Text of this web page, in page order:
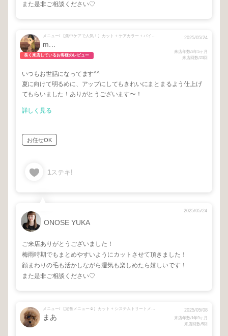
また是非ご相談ください♡
メニュー/ 【集中ケアで人気！】カット + ケアカラー + バイカルテ再生トリートメント + 【お悩み中の方☺︎】相談メニュー
m...
長く来店しているお客様のレビュー
2025/05/24
来店年数/3年5ヶ月
来店回数/23回
いつもお世話になってます^^
夏に向けて明るめに、アップにしてもきれいにまとまるよう仕上げ
てもらいました！ありがとうございます〜！
詳しく見る
お任せOK
1ステキ!
ONOSE YUKA
2025/05/24
ご来店ありがとうございました！
梅雨時期でもまとめやすいようにカットさせて頂きました！
顔まわりの毛も活かしながら湿気も楽しめたら嬉しいです！
また是非ご相談ください♡
メニュー/ 【定番メニュー☺︎】カット + システムトリートメント
まあ
2025/05/08
来店年数/1年9ヶ月
来店回数/6回